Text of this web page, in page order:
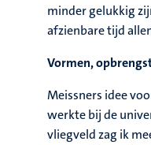
minder gelukkig
afzienbare tijd
Vormen,
Meissners idee
werkte bij de
vliegveld zag ik